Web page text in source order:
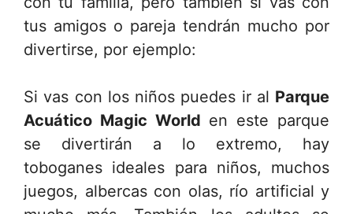
tus amigos o pareja tendrán mucho por
divertirse, por ejemplo:
Si vas con los niños puedes ir al Parque
Acuático Magic World en este parque
se divertirán a lo extremo, hay
toboganes ideales para niños, muchos
juegos, albercas con olas, río artificial y